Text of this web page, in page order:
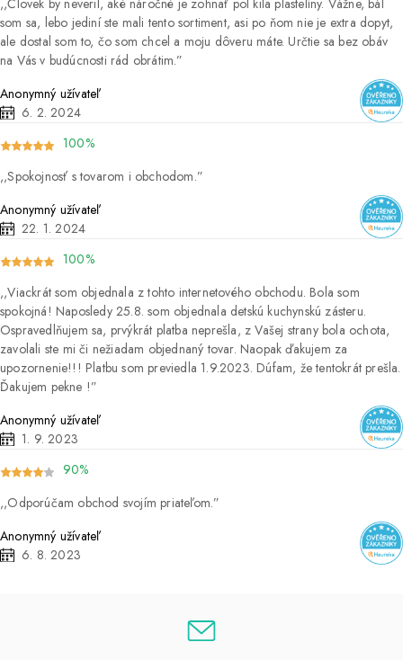
som sa, lebo jediní ste mali tento sortiment, asi po ňom nie je extra dopyt,
ale dostal som to, čo som chcel a moju dôveru máte. Určtie sa bez obáv
na Vás v budúcnosti rád obrátim.
Anonymný užívateľ
6. 2. 2024
100%
Spokojnosť s tovarom i obchodom.
Anonymný užívateľ
22. 1. 2024
100%
Viackrát som objednala z tohto internetového obchodu. Bola som
spokojná! Naposledy 25.8. som objednala detskú kuchynskú zásteru.
Ospravedlňujem sa, prvýkrát platba neprešla, z Vašej strany bola ochota,
zavolali ste mi či nežiadam objednaný tovar. Naopak ďakujem za
upozornenie!!! Platbu som previedla 1.9.2023. Dúfam, že tentokrát prešla.
Ďakujem pekne !
Anonymný užívateľ
1. 9. 2023
90%
Odporúčam obchod svojím priateľom.
Anonymný užívateľ
6. 8. 2023